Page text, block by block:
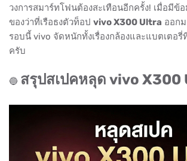
วงการสมาร์ทโฟนต้องสะเทือนอีกครั้ง! เมื่อมี
ของว่าที่เรือธงตัวท็อป vivo X300 Ultra ออก
รอบนี้ vivo จัดหนักทั้งเรื่องกล้องและแบตเตอ
ครับ
🔵 สรุปสเปคหลุด vivo X300